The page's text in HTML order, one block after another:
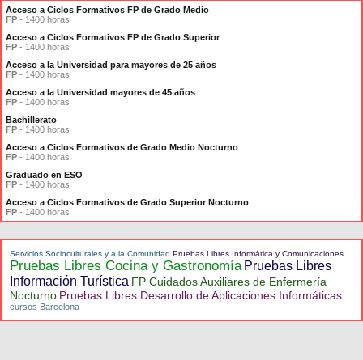
Acceso a Ciclos Formativos FP de Grado Medio
FP - 1400 horas
Acceso a Ciclos Formativos FP de Grado Superior
FP - 1400 horas
Acceso a la Universidad para mayores de 25 años
FP - 1400 horas
Acceso a la Universidad mayores de 45 años
FP - 1400 horas
Bachillerato
FP - 1400 horas
Acceso a Ciclos Formativos de Grado Medio Nocturno
FP - 1400 horas
Graduado en ESO
FP - 1400 horas
Acceso a Ciclos Formativos de Grado Superior Nocturno
FP - 1400 horas
Servicios Socioculturales y a la Comunidad Pruebas Libres Informática y Comunicaciones
Pruebas Libres Cocina y Gastronomía Pruebas Libres
Información Turística FP Cuidados Auxiliares de Enfermería
Nocturno Pruebas Libres Desarrollo de Aplicaciones Informáticas
cursos Barcelona